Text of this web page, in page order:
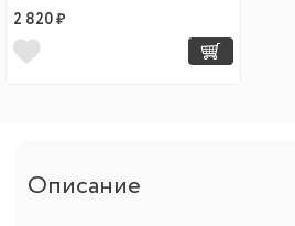
2 820 ₽
Описание